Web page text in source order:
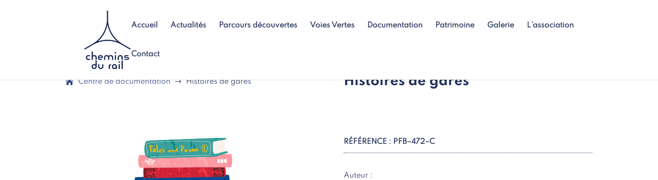
Accueil Actualités Parcours découvertes Voies Vertes Documentation Patrimoine Galerie L’association
Contact
Centre de documentation $ Histoires de gares Histoires de gares
RÉFÉRENCE : PFB–472–C
Auteur :